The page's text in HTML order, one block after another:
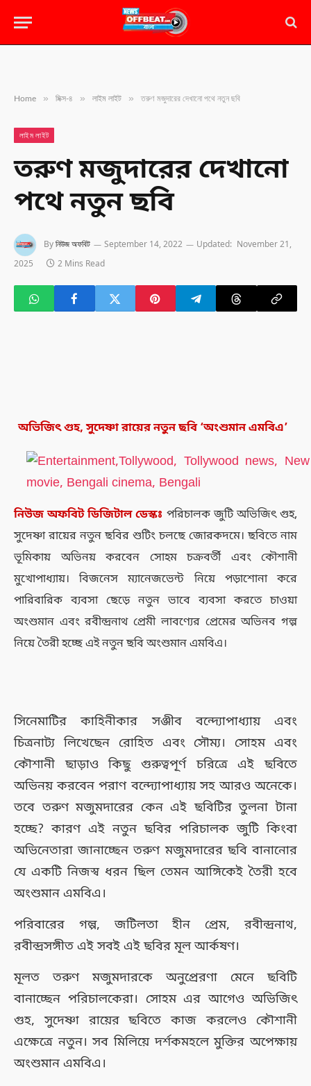
Home » মিক্স-৪ » লাইম লাইট » তরুণ মজুদারের দেখানো পথে নতুন ছবি
লাইম লাইট
তরুণ মজুদারের দেখানো
পথে নতুন ছবি
Byনিউজ অফবিট September 14, 2022 Updated: November 21,
2025
2 Mins Read
অভিজিৎ গুহ, সুদেষ্ণা রায়ের নতুন ছবি ‘অংশুমান এমবিএ’
নিউজ অফবিট ডিজিটাল ডেস্কঃ পরিচালক জুটিঅভিজিৎ গুহ,
সুদেষ্ণা রায়ের নতুন ছবির শুটিং চলছে জোরকদমে। ছবিতে নাম
ভূমিকায় অভিনয় করবেন সোহম চক্রবর্তী এবং কৌশানী
মুখোপাধ্যায়। বিজনেস ম্যানেজভেন্ট নিয়ে পড়াশোনা করে
পারিবারিক ব্যবসা ছেড়ে নতুন ভাবে ব্যবসা করতে চাওয়া
অংশুমান এবং রবীন্দ্রনাথ প্রেমী লাবণ্যের প্রেমের অভিনব গল্প
নিয়ে তৈরী হচ্ছে এই নতুন ছবিঅংশুমান এমবিএ।
সিনেমাটির কাহিনীকার সঞ্জীব বন্দ্যোপাধ্যায় এবং
চিত্রনাট্য লিখেছেন রোহিত এবং সৌম্য। সোহম এবং
কৌশানী ছাড়াও কিছু গুরুত্বপূর্ণ চরিত্রে এই ছবিতে
অভিনয় করবেন পরাণ বন্দ্যোপাধ্যায় সহ আরও অনেকে।
তবে তরুণ মজুমদারের কেন এই ছবিটির তুলনা টানা
হচ্ছে? কারণ এই নতুন ছবির পরিচালক জুটি কিংবা
অভিনেতারা জানাচ্ছেন তরুণ মজুমদারের ছবি বানানোর
যে একটি নিজস্ব ধরন ছিল তেমন আঙ্গিকেই তৈরী হবে
অংশুমান এমবিএ।
পরিবারের গল্প, জটিলতা হীন প্রেম, রবীন্দ্রনাথ,
রবীন্দ্রসঙ্গীত এই সবই এই ছবির মূল আর্কষণ।
মূলত তরুণ মজুমদারকে অনুপ্রেরণা মেনে ছবিটি
বানাচ্ছেন পরিচালকেরা। সোহম এর আগেওঅভিজিৎ
গুহ, সুদেষ্ণা রায়ের ছবিতে কাজ করলেও কৌশানী
এক্ষেত্রে নতুন। সব মিলিয়ে দর্শকমহলে মুক্তির অপেক্ষায়
অংশুমান এমবিএ।